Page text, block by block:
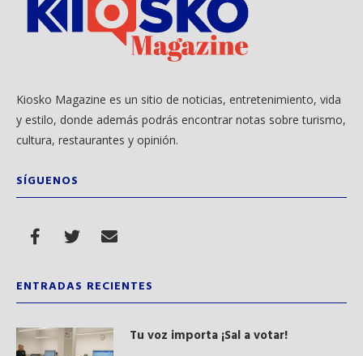
Kiosko Magazine es un sitio de noticias, entretenimiento, vida
y estilo, donde además podrás encontrar notas sobre turismo,
cultura, restaurantes y opinión.
SÍGUENOS
ENTRADAS RECIENTES
Tu voz importa ¡Sal a votar!